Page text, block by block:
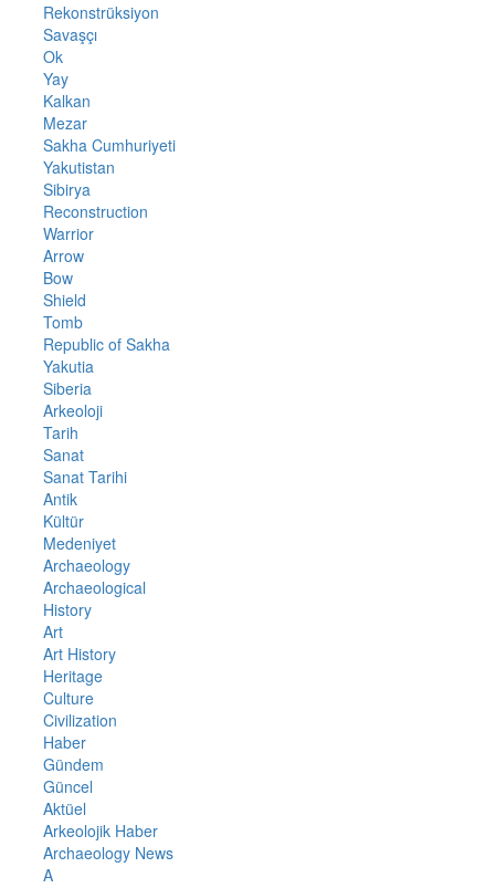
Rekonstrüksiyon
Savaşçı
Ok
Yay
Kalkan
Mezar
Sakha Cumhuriyeti
Yakutistan
Sibirya
Reconstruction
Warrior
Arrow
Bow
Shield
Tomb
Republic of Sakha
Yakutia
Siberia
Arkeoloji
Tarih
Sanat
Sanat Tarihi
Antik
Kültür
Medeniyet
Archaeology
Archaeological
History
Art
Art History
Heritage
Culture
Civilization
Haber
Gündem
Güncel
Aktüel
Arkeolojik Haber
Archaeology News
A